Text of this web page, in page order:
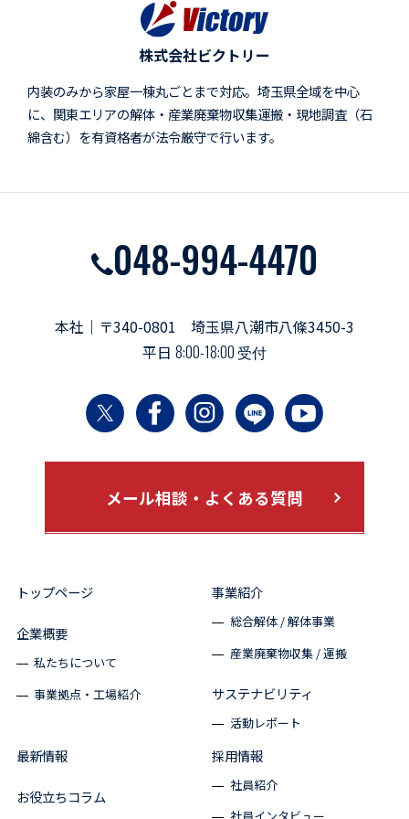
株式会社ビクトリー
内装のみから家屋一棟丸ごとまで対応。埼玉県全域を中心
に、関東エリアの解体・産業廃棄物収集運搬・現地調査（石
綿含む）を有資格者が法令厳守で行います。
048-994-4470
本社｜〒340-0801 埼玉県八潮市八條3450-3
平日 8:00-18:00 受付
メール相談・よくある質問
トップページ
企業概要
私たちについて
事業拠点・工場紹介
事業紹介
総合解体 / 解体事業
産業廃棄物収集 / 運搬
サステナビリティ
活動レポート
最新情報
お役立ちコラム
採用情報
社員紹介